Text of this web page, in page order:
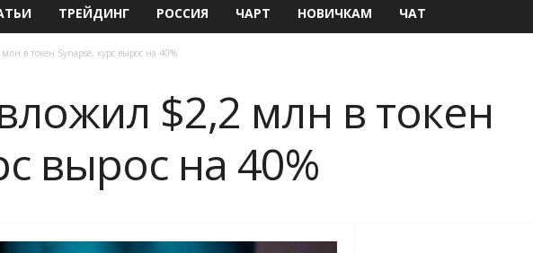
ТРЕЙДИНГ РОССИЯ ЧАРТ НОВИЧКАМ ЧАТ
в токен Synapse, курс вырос на 40%
$2,2 млн в токен
вырос на 40%